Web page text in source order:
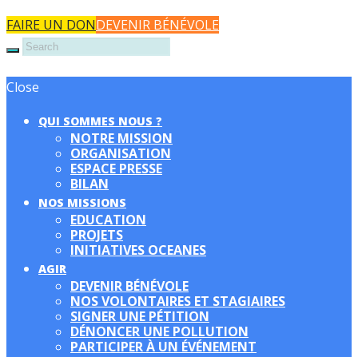
FAIRE UN DONDEVENIR BÉNÉVOLE
Close
QUI SOMMES NOUS ?
NOTRE MISSION
ORGANISATION
ESPACE PRESSE
BILAN
NOS MISSIONS
EDUCATION
PROJETS
INITIATIVES OCEANES
AGIR
DEVENIR BÉNÉVOLE
NOS VOLONTAIRES ET STAGIAIRES
SIGNER UNE PÉTITION
DÉNONCER UNE POLLUTION
PARTICIPER À UN ÉVÉNEMENT